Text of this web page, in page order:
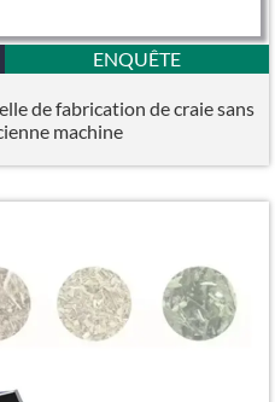
ENQUÊTE
de fabrication de craie sans
machine